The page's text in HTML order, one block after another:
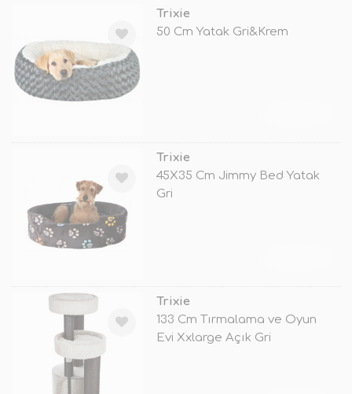
Trixie
50 Cm Yatak Gri&Krem
Trixie
45X35 Cm Jimmy Bed Yatak
Gri
Trixie
133 Cm Tırmalama ve Oyun
Evi Xxlarge Açık Gri